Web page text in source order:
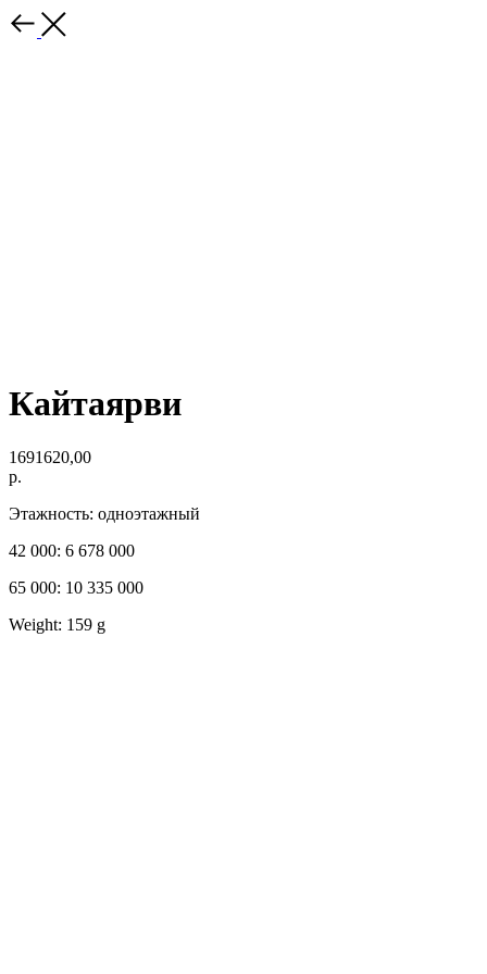
Кайтаярви
1691620,00
р.
Этажность: одноэтажный
42 000: 6 678 000
65 000: 10 335 000
Weight: 159 g